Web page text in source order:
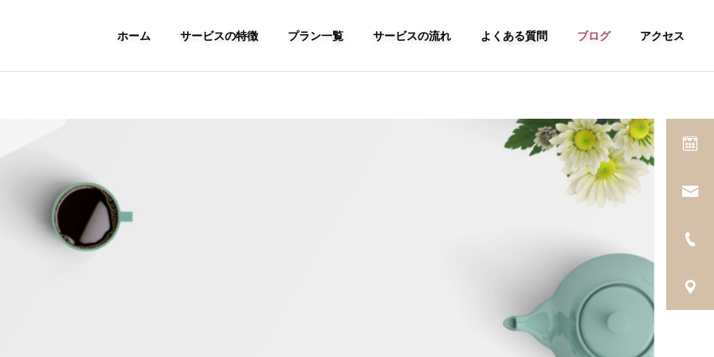
ホーム サービスの特徴 プラン一覧 サービスの流れ よくある質問 ブログ アクセス